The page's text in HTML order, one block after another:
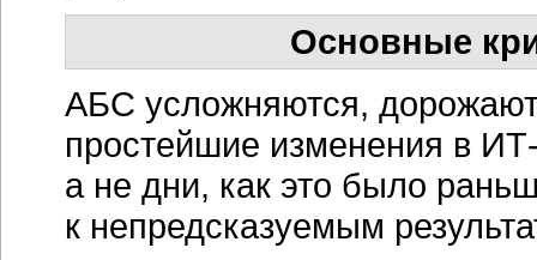
Основные
АБС усложняются,
простейшие изменения в
а не дни, как это было
к непредсказуемым